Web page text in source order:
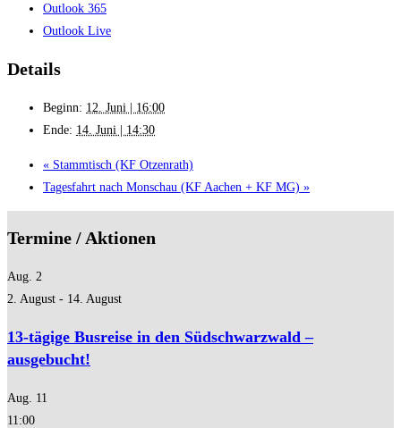
Outlook 365
Outlook Live
Details
Beginn: 12. Juni | 16:00
Ende: 14. Juni | 14:30
« Stammtisch (KF Otzenrath)
Tagesfahrt nach Monschau (KF Aachen + KF MG) »
Termine / Aktionen
Aug. 2
2. August - 14. August
13-tägige Busreise in den Südschwarzwald –
ausgebucht!
Aug. 11
11:00